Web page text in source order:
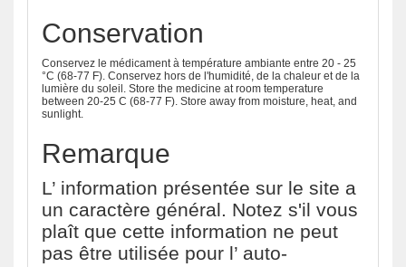
Conservation
Conservez le médicament à température ambiante entre 20 - 25
°C (68-77 F). Conservez hors de l'humidité, de la chaleur et de la
lumière du soleil. Store the medicine at room temperature
between 20-25 C (68-77 F). Store away from moisture, heat, and
sunlight.
Remarque
L’ information présentée sur le site a
un caractère général. Notez s'il vous
plaît que cette information ne peut
pas être utilisée pour l’ auto-